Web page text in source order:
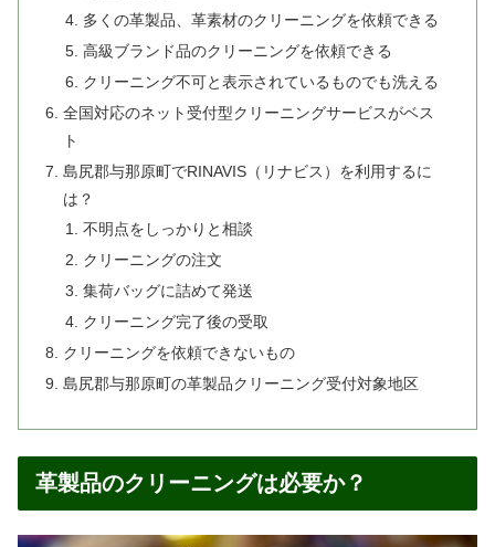
多くの革製品、革素材のクリーニングを依頼できる
高級ブランド品のクリーニングを依頼できる
クリーニング不可と表示されているものでも洗える
全国対応のネット受付型クリーニングサービスがベス
ト
島尻郡与那原町でRINAVIS（リナビス）を利用するに
は？
不明点をしっかりと相談
クリーニングの注文
集荷バッグに詰めて発送
クリーニング完了後の受取
クリーニングを依頼できないもの
島尻郡与那原町の革製品クリーニング受付対象地区
革製品のクリーニングは必要か？